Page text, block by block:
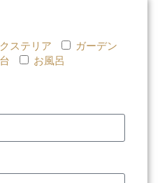
ステリア
ガーデン
お風呂